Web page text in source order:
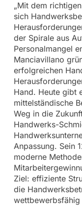
„Mit dem
sich
der Spirale aus
Personalmangel
Manciavillano
erfolgreichen
Hand. Heute gibt
mittelständische
Weg in die
Handwerks-
Anpassung. Sein
moderne
Ziel: effiziente
die